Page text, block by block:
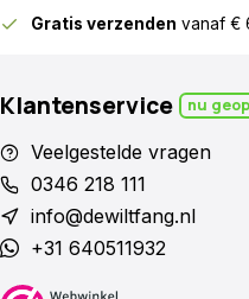
en mooi. Hij giet
Snelle en correcte
donkerrode 5 ltr gieter.
en deze is perfect
Gratis verzenden vanaf €
Klantenservice nu
Veelgestelde vragen
0346 218 111
info@dewiltfang.nl
+31 640511932